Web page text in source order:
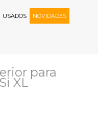
Registar |
USADOS NOVIDADES
para
XL